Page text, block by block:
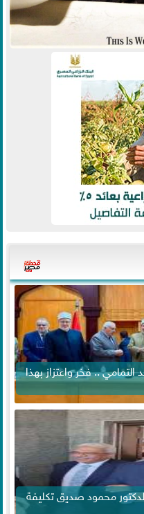
التمامي .. فخر واعتزاز بهذا
محمود صديق تكليفة